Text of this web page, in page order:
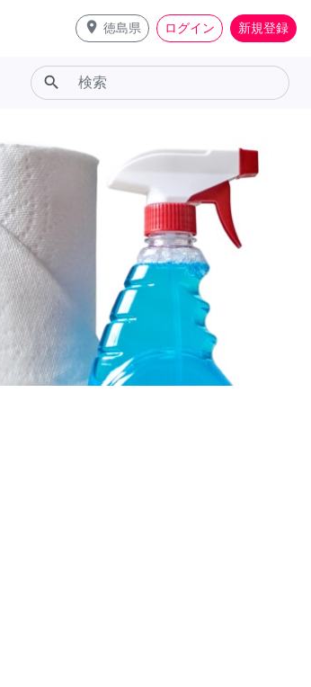
place 徳島県 ログイン 新規登録
search